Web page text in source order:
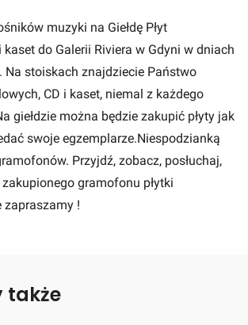
muzyki na Giełdę Płyt
kaset do Galerii Riviera w Gdyni w dniach
Na stoiskach znajdziecie Państwo
CD i kaset, niemal z każdego
giełdzie można będzie zakupić płyty jak
swoje egzemplarze.Niespodzianką
Przyjdź, zobacz, posłuchaj,
gramofonu płytki
zapraszamy !
także